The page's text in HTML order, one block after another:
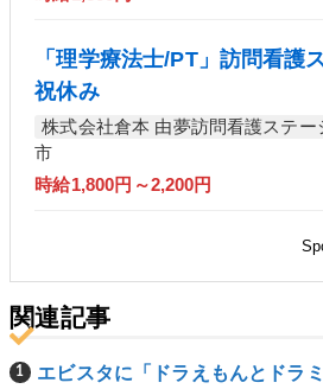
「理学療法士/PT」訪問看護
祝休み
株式会社倉本 由夢訪問看護ステー
市
時給1,800円～2,200円
関連記事
エビスタに「ドラえもんとドラ